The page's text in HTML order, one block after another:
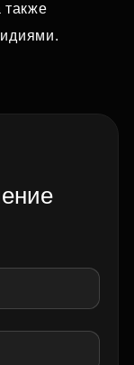
также